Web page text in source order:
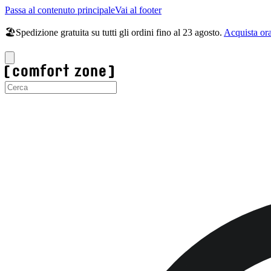
Passa al contenuto principaleVai al footer
🏖️Spedizione gratuita su tutti gli ordini fino al 23 agosto. Acquista